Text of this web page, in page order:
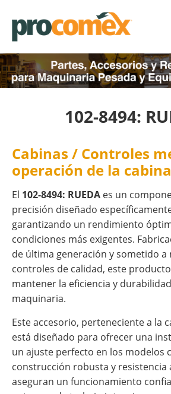
102-8494:
Cabinas / Controles
operación de la cabina
El 102-8494: RUEDA es un
precisión diseñado
garantizando un rendimiento
condiciones más exigentes.
de última generación y sometido a
controles de calidad, este
mantener la eficiencia y
maquinaria.
Este accesorio, perteneciente a la
está diseñado para ofrecer una
un ajuste perfecto en los modelos
construcción robusta y resistencia
aseguran un funcionamiento